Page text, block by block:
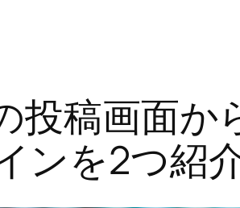
投稿画面か
ンを2つ紹